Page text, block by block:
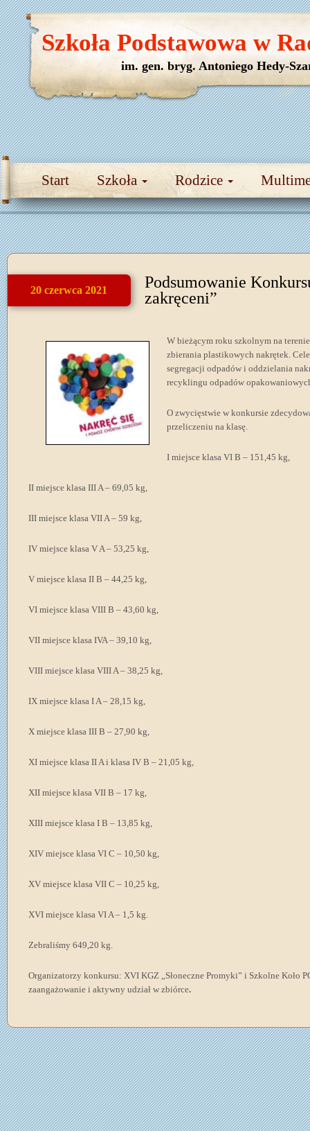
Start Szkoła Rodzice
Szkoła Podstawowa w
im. gen. bryg. Antoniego Hedy-
20 czerwca 2021
Podsumowanie
zakręceni”
W bieżącym roku szkolnym na
zbierania plastikowych nakrętek.
segregacji odpadów i oddzielania
recyklingu odpadów
O zwycięstwie w konkursie
przeliczeniu na klasę.
I miejsce klasa VI B – 151,45 kg,
II miejsce klasa III A – 69,05 kg,
III miejsce klasa VII A – 59 kg,
IV miejsce klasa V A – 53,25 kg,
V miejsce klasa II B – 44,25 kg,
VI miejsce klasa VIII B – 43,60 kg,
VII miejsce klasa IVA – 39,10 kg,
VIII miejsce klasa VIII A – 38,25 kg,
IX miejsce klasa I A – 28,15 kg,
X miejsce klasa III B – 27,90 kg,
XI miejsce klasa II A i klasa IV B – 21,05 kg,
XII miejsce klasa VII B – 17 kg,
XIII miejsce klasa I B – 13,85 kg,
XIV miejsce klasa VI C – 10,50 kg,
XV miejsce klasa VII C – 10,25 kg,
XVI miejsce klasa VI A – 1,5 kg.
Zebraliśmy 649,20 kg.
Organizatorzy konkursu: XVI KGZ „Słoneczne Promyki” i Szkolne Koło
zaangażowanie i aktywny udział w zbiórce.